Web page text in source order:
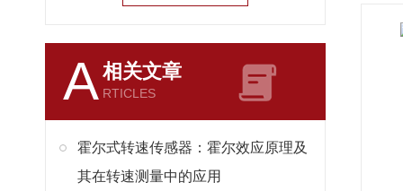
A相关文章
RTICLES
霍尔式转速传感器：霍尔效应原理及
其在转速测量中的应用